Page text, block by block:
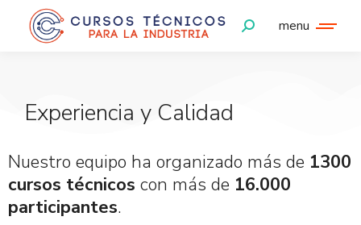
menu
Experiencia y Calidad
Nuestro equipo ha organizado más de 1300
cursos técnicos con más de 16.000
participantes.